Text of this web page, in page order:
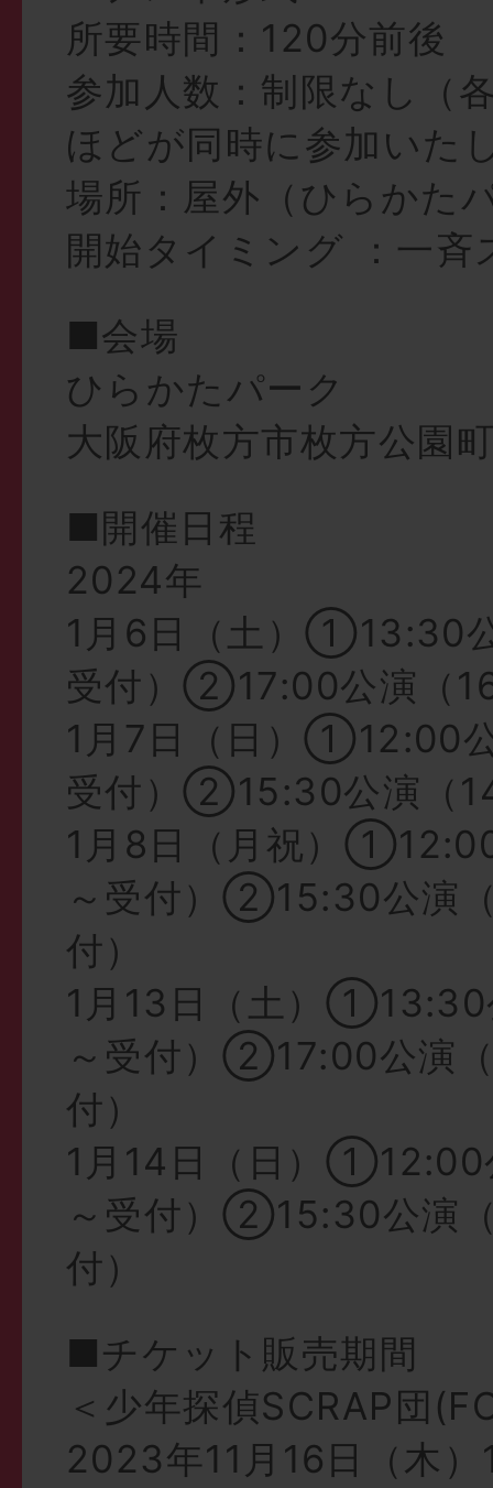
所要時間：120分前後
参加人数：制限なし（
ほどが同時に参加いた
場所：屋外（ひらかた
開始タイミング ：一斉
■会場
ひらかたパーク
大阪府枚方市枚方公園
■開催日程
2024年
1月6日（土）①13:30
受付）②17:00公演（
1月7日（日）①12:00
受付）②15:30公演（
1月8日（月祝）
～受付）②15:30公演
付）
1月13日（土）①13:30
～受付）②17:00公演
付）
1月14日（日）①12:00
～受付）②15:30公演
付）
■チケット販売期間
＜少年探偵SCRAP団
2023年11月16日（木